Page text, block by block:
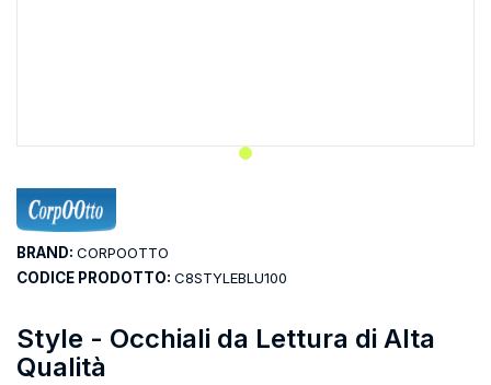
Style - Occhiali da Lettura di Alta
Qualità
BRAND: CORPOOTTO
CODICE PRODOTTO: C8STYLEBLU100